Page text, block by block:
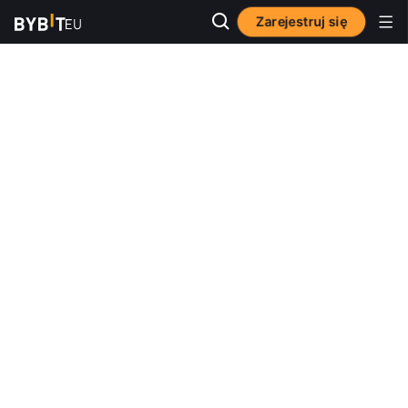
Zarejestruj się